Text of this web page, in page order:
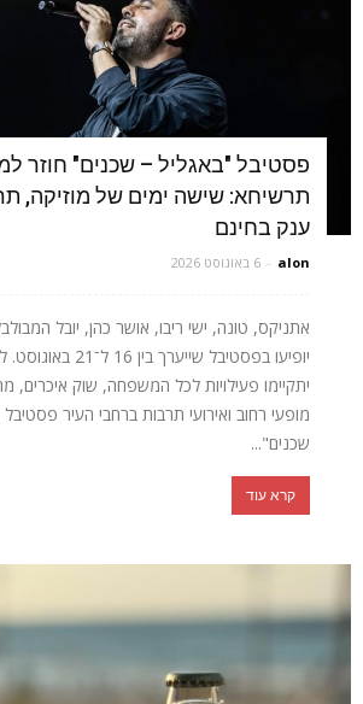
פסטיבל "באגליל – שכנים" חוזר
תרשיחא: שישה ימים של מוזיקה,
ענק בחינם
alon
- 6 באוגוסט 2026
אתניקס, טונה, ישי ריבו, אושר כהן, יובל
יופיעו בפסטיבל שייערך
יתקיימו פעילויות לכל המשפחה, שוק איכרים,
מופעי רחוב ואירועי תרבות ברחבי העיר
שכנים"...
קרא עוד